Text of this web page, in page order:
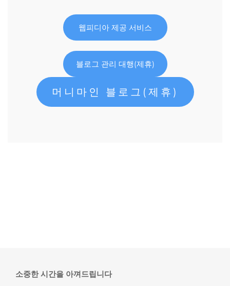
웹피디아 제공 서비스
블로그 관리 대행(제휴)
머니마인 블로그(제휴)
소중한 시간을 아껴드립니다